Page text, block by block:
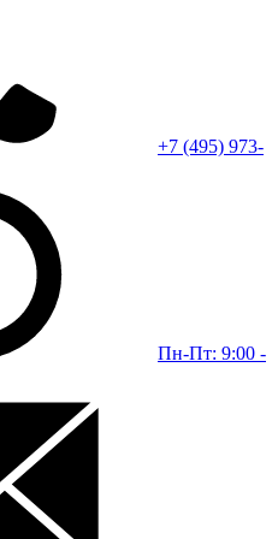
+7 (495) 973-
Пн-Пт: 9:00 -